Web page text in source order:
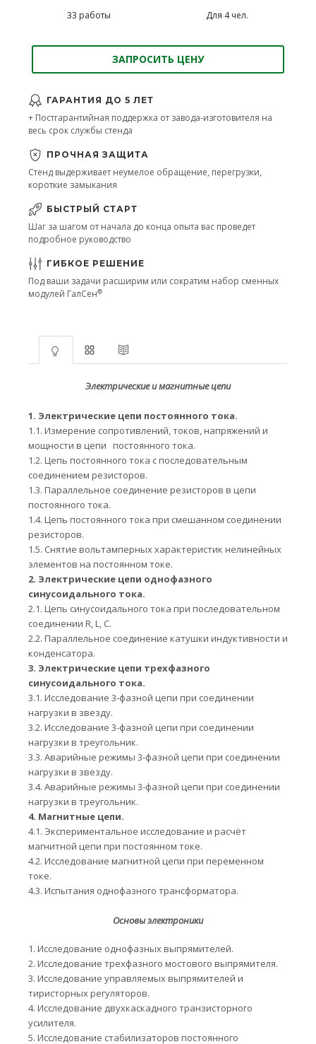
33 работы Для 4 чел.
ЗАПРОСИТЬ ЦЕНУ
ГАРАНТИЯ ДО 5 ЛЕТ
+ Постгарантийная поддержка от завода-изготовителя на
весь срок службы стенда
ПРОЧНАЯ ЗАЩИТА
Стенд выдерживает неумелое обращение, перегрузки,
короткие замыкания
БЫСТРЫЙ СТАРТ
Шаг за шагом от начала до конца опыта вас проведет
подробное руководство
ГИБКОЕ РЕШЕНИЕ
Под ваши задачи расширим или сократим набор сменных
модулей ГалСен®
Электрические и магнитные цепи
1. Электрические цепи постоянного тока.
1.1. Измерение сопротивлений, токов, напряжений и
мощности в цепи постоянного тока.
1.2. Цепь постоянного тока с последовательным
соединением резисторов.
1.3. Параллельное соединение резисторов в цепи
постоянного тока.
1.4. Цепь постоянного тока при смешанном соединении
резисторов.
1.5. Снятие вольтамперных характеристик нелинейных
элементов на постоянном токе.
2. Электрические цепи однофазного
синусоидального тока.
2.1. Цепь синусоидального тока при последовательном
соединении R, L, С.
2.2. Параллельное соединение катушки индуктивности и
конденсатора.
3. Электрические цепи трехфазного
синусоидального тока.
3.1. Исследование 3-фазной цепи при соединении
нагрузки в звезду.
3.2. Исследование 3-фазной цепи при соединении
нагрузки в треугольник.
3.3. Аварийные режимы 3-фазной цепи при соединении
нагрузки в звезду.
3.4. Аварийные режимы 3-фазной цепи при соединении
нагрузки в треугольник.
4. Магнитные цепи.
4.1. Экспериментальное исследование и расчёт
магнитной цепи при постоянном токе.
4.2. Исследование магнитной цепи при переменном
токе.
4.3. Испытания однофазного трансформатора.
Основы электроники
1. Исследование однофазных выпрямителей.
2. Исследование трехфазного мостового выпрямителя.
3. Исследование управляемых выпрямителей и
тиристорных регуляторов.
4. Исследование двухкаскадного транзисторного
усилителя.
5. Исследование стабилизаторов постоянного